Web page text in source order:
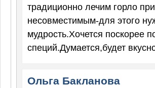
традиционно лечим горло
несовместимым-для этого
мудрость.Хочется поскорее
специй.Думается,будет
Ольга Бакланова